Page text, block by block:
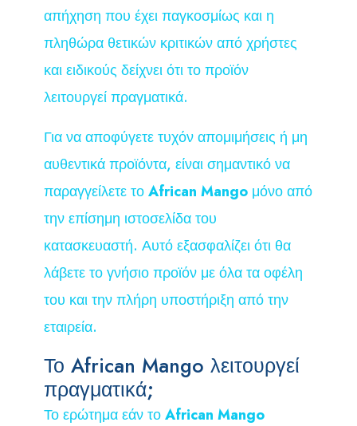
απήχηση που έχει παγκοσμίως και η
πληθώρα θετικών κριτικών από χρήστες
και ειδικούς δείχνει ότι το προϊόν
λειτουργεί πραγματικά.
Για να αποφύγετε τυχόν απομιμήσεις ή μη
αυθεντικά προϊόντα, είναι σημαντικό να
παραγγείλετε τοAfrican Mango μόνο από
την επίσημη ιστοσελίδα του
κατασκευαστή. Αυτό εξασφαλίζει ότι θα
λάβετε το γνήσιο προϊόν με όλα τα οφέλη
του και την πλήρη υποστήριξη από την
εταιρεία.
Το African Mango λειτουργεί
πραγματικά;
Το ερώτημα εάν τοAfrican Mango